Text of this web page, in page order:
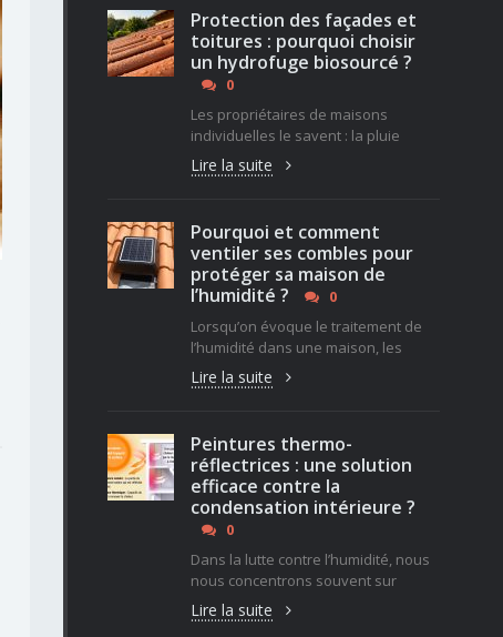
Protection des façades et
toitures : pourquoi choisir
un hydrofuge biosourcé ?
0
Les propriétaires de maisons
individuelles le savent : la pluie
Lire la suite
Pourquoi et comment
ventiler ses combles pour
protéger sa maison de
l’humidité ?
0
Lorsqu’on évoque le traitement de
l’humidité dans une maison, les
Lire la suite
Peintures thermo-
réflectrices : une solution
efficace contre la
condensation intérieure ?
0
Dans la lutte contre l’humidité, nous
nous concentrons souvent sur
Lire la suite